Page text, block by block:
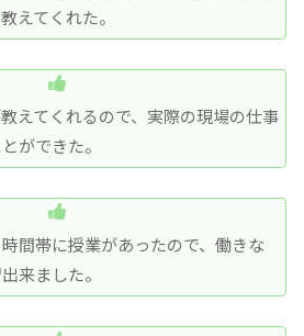
えてくれた。
えてくれるので、実際の現場の仕事
ができた。
間帯に授業があったので、働きな
来ました。